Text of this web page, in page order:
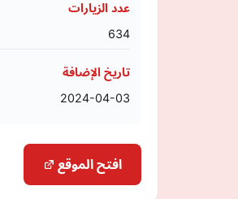
عدد الزيارات
634
تاريخ الإضافة
2024-04-03
افتح الموقع